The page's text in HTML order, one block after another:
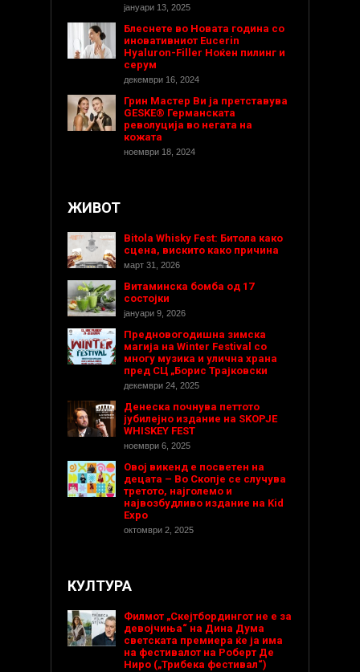
јануари 13, 2025
Блеснете во Новата година со
иновативниот Eucerin
Hyaluron-Filler Ноќен пилинг и
серум
декември 16, 2024
Грин Мастер Ви ја претставува
GESKE® Германската
револуција во негата на
кожата
ноември 18, 2024
ЖИВОТ
Bitola Whisky Fest: Битола како
сцена, вискито како причина
март 31, 2026
Витаминска бомба од 17
состојки
јануари 9, 2026
Предновогодишнa зимска
магија на Winter Festival со
многу музика и улична храна
пред СЦ „Борис Трајковски
декември 24, 2025
Денеска почнува петтото
јубилејно издание на SKOPJE
WHISKEY FEST
ноември 6, 2025
Овој викенд е посветен на
децата – Во Скопје се случува
третото, најголемо и
највозбудливо издание на Kid
Expo
октомври 2, 2025
КУЛТУРА
Филмот „Скејтбордингот не е за
девојчиња“ на Дина Дума
светската премиера ќе ја има
на фестивалот на Роберт Де
Ниро („Трибека фестивал“)